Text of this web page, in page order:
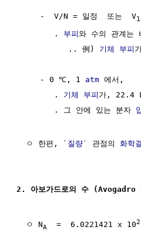
     -  V/N = 일정  또는  V
1
        .
부피와 수의 관계
           .. 例)
기체 부피
     - 0 ℃, 1
atm 에서,
        .
기체 부피 가, 22.4
        . 그 안에 있는 분자
  ㅇ 한편, `
질량` 관점의 화학
2. 아보가드로의 수 (Avogadro
  ㅇ N
A
  =  6.0221421 x 10